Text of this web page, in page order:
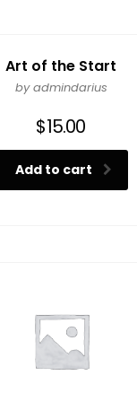
Art of the Start
by admindarius
$15.00
Add to cart